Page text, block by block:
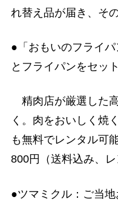
れ替え品が届き、そ
●「おもいのフライ
とフライパンをセッ
精肉店が厳選した
く。肉をおいしく焼
も無料でレンタル可
800円（送料込み、レ
●ツマミクル：ご当地